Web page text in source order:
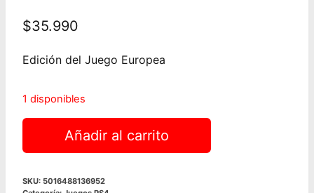
$35.990
Edición del Juego Europea
1 disponibles
Five
Freddy
Añadir al carrito
SKU: 5016488136952